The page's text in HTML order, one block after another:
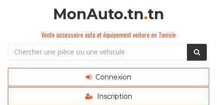
MonAuto.tn.tn
Vente accessoire auto et équipement voiture en Tunisie
Connexion
Inscription